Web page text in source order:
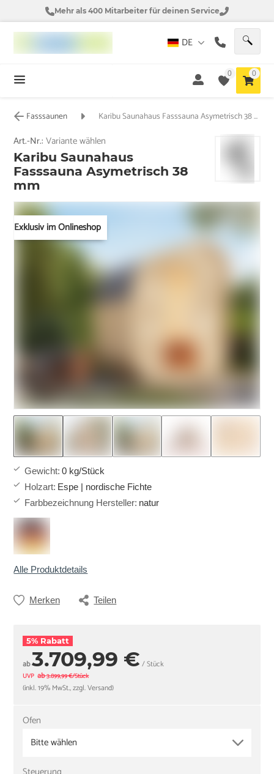
Mehr als 400 Mitarbeiter für deinen Service
DE
0 0
Fasssaunen Karibu Saunahaus Fasssauna Asymetrisch 38 mm
Exklusiv im Onlineshop
Art.-Nr.:Variante wählen
Karibu Saunahaus
Fasssauna Asymetrisch 38
mm
Gewicht: 0 kg/Stück
Holzart: Espe | nordische Fichte
Farbbezeichnung Hersteller: natur
Alle Produktdetails
Merken Teilen
5% Rabatt
ab3.709,99 € / Stück
UVP ab3.899,99 €/Stück
(inkl. 19% MwSt., zzgl. Versand)
Ofen
Bitte wählen